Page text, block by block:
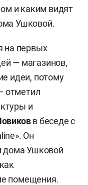
и каким видят
Ушковой.
на первых
— магазинов,
идеи, потому
отметил
и
в беседе с
Он
дома Ушковой
помещения.